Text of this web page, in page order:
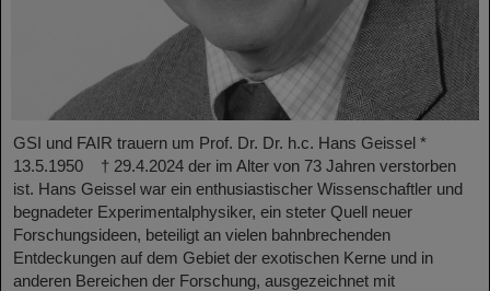
GSI und FAIR trauern um Prof. Dr. Dr. h.c. Hans Geissel *
13.5.1950 † 29.4.2024 der im Alter von 73 Jahren verstorben
ist. Hans Geissel war ein enthusiastischer Wissenschaftler und
begnadeter Experimentalphysiker, ein steter Quell neuer
Forschungsideen, beteiligt an vielen bahnbrechenden
Entdeckungen auf dem Gebiet der exotischen Kerne und in
anderen Bereichen der Forschung, ausgezeichnet mit